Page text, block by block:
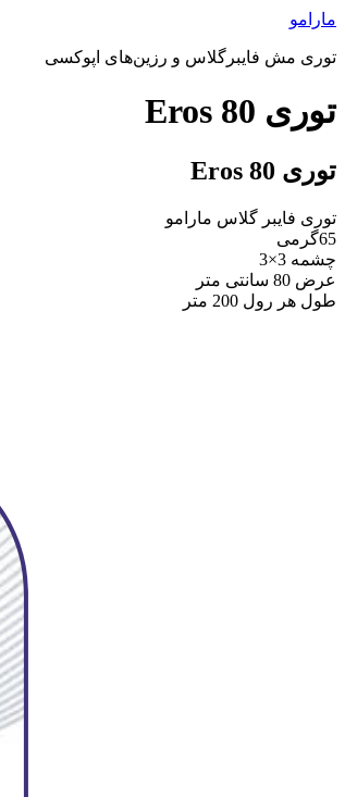
پرش
محتوا
مارامو
توری مش فایبرگلاس و رزین‌های اپوکسی
توری Eros 80
توری Eros 80
توری فایبر گلاس مارامو
65گرمی
چشمه 3×3
عرض 80 سانتی متر
طول هر رول 200 متر